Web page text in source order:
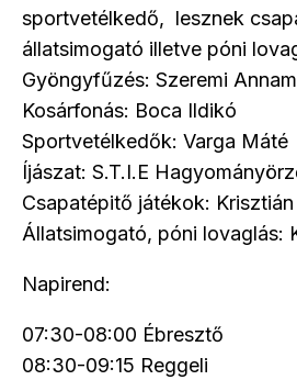
sportvetélkedő, lesznek
állatsimogató illetve póni
Gyöngyfűzés: Szeremi
Kosárfonás: Boca Ildikó
Sportvetélkedők: Varga Máté
Íjászat: S.T.I.E
Csapatépitő játékok: Krisztián
Állatsimogató, póni lovaglás:
Napirend:
07:30-08:00 Ébresztő
08:30-09:15 Reggeli